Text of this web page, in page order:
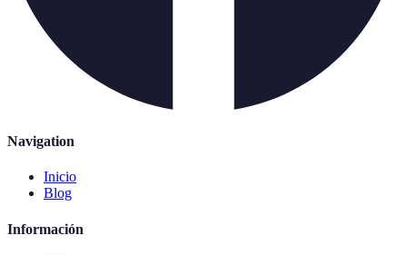
Navigation
Inicio
Blog
Información